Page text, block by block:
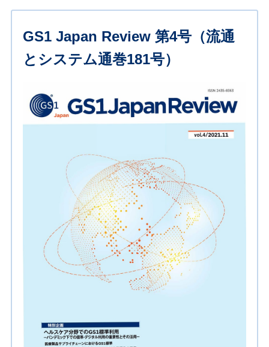
GS1 Japan Review 第4号（流通
とシステム通巻181号）